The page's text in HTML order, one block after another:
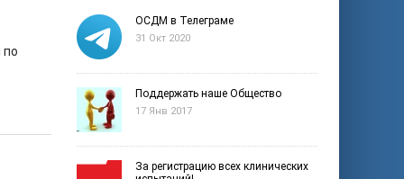
по
ОСДМ в Телеграме
31 Окт 2020
Поддержать наше Общество
17 Янв 2017
За регистрацию всех клинических